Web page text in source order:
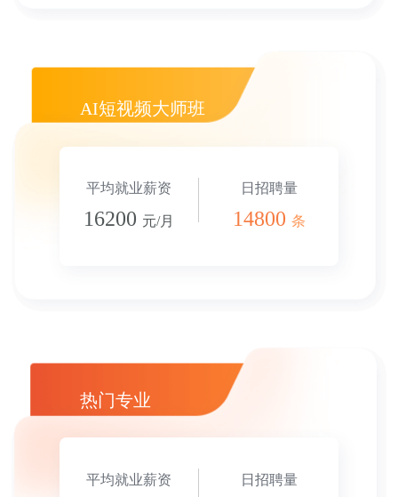
AI短视频大师班
平均就业薪资
16200 元/月
日招聘量
14800 条
热门专业
平均就业薪资 日招聘量